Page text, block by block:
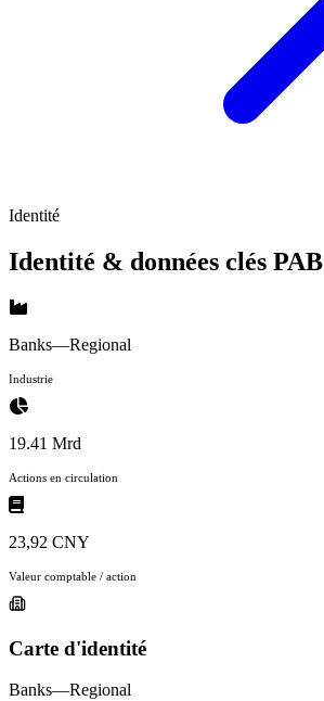
Identité
Identité & données clés PAB
Banks—Regional
Industrie
19.41 Mrd
Actions en circulation
23,92 CNY
Valeur comptable / action
Carte d'identité
Banks—Regional